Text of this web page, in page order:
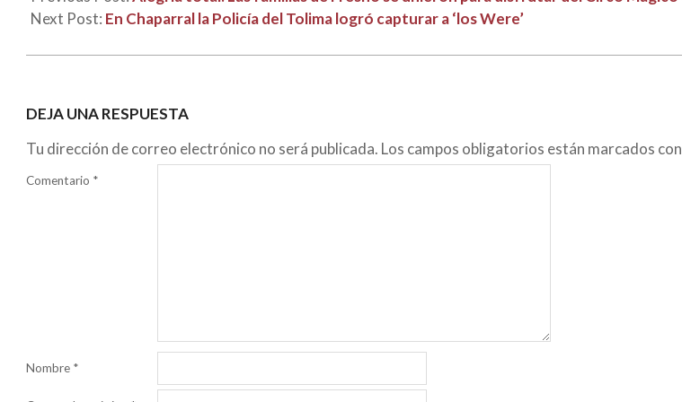
Next Post: En Chaparral la Policía del Tolima logró capturar a ‘los Were’
DEJA UNA RESPUESTA
Tu dirección de correo electrónico no será publicada. Los campos obligatorios están marcados con
Comentario *
Nombre *